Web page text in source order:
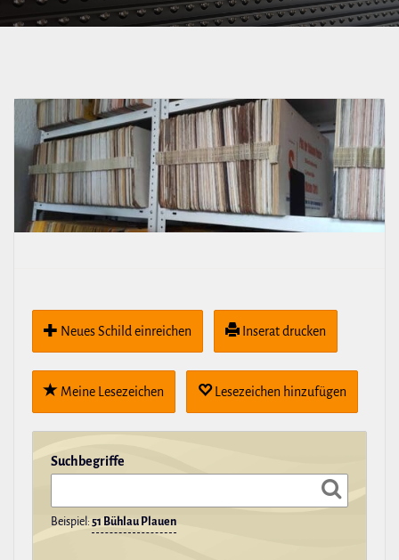
Straße
Neues Schild ein­rei­chen Inserat drucken
Meine Lese­zei­chen Lese­zei­chen hin­zu­fügen
Such­be­griffe
Beispiel: 51 Bühlau Plauen